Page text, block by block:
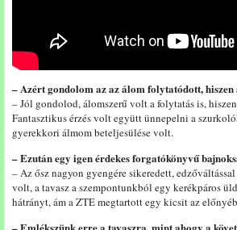
– Azért gondolom az az álom folytatódott,
– Jól gondolod, álomszerű volt a folytatás is,
Fantasztikus érzés volt együtt ünnepelni a
gyerekkori álmom beteljesülése volt.
– Ezután egy igen érdekes forgatókönyvű
– Az ősz nagyon gyengére sikeredett,
volt, a tavasz a szempontunkból egy kerékpáros
hátrányt, ám a ZTE megtartott egy kicsit az